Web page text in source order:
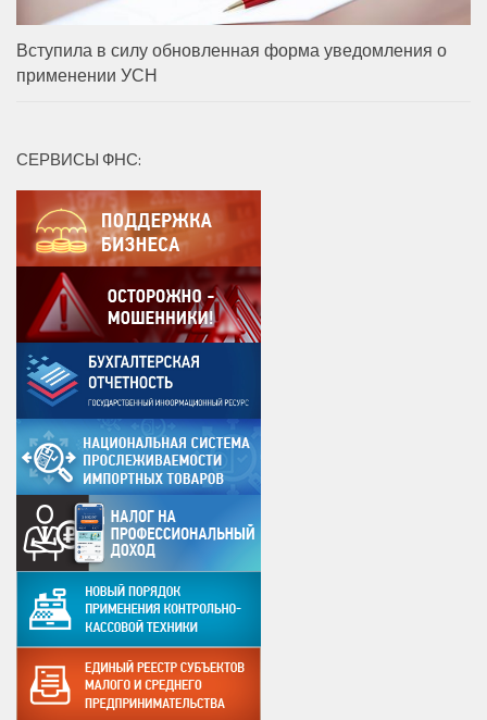
Вступила в силу обновленная форма уведомления о
применении УСН
СЕРВИСЫ ФНС: